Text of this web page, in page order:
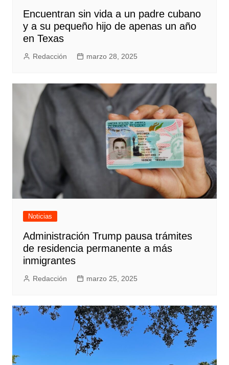
Encuentran sin vida a un padre cubano
y a su pequeño hijo de apenas un año
en Texas
Redacción marzo 28, 2025
Noticias
Administración Trump pausa trámites
de residencia permanente a más
inmigrantes
Redacción marzo 25, 2025